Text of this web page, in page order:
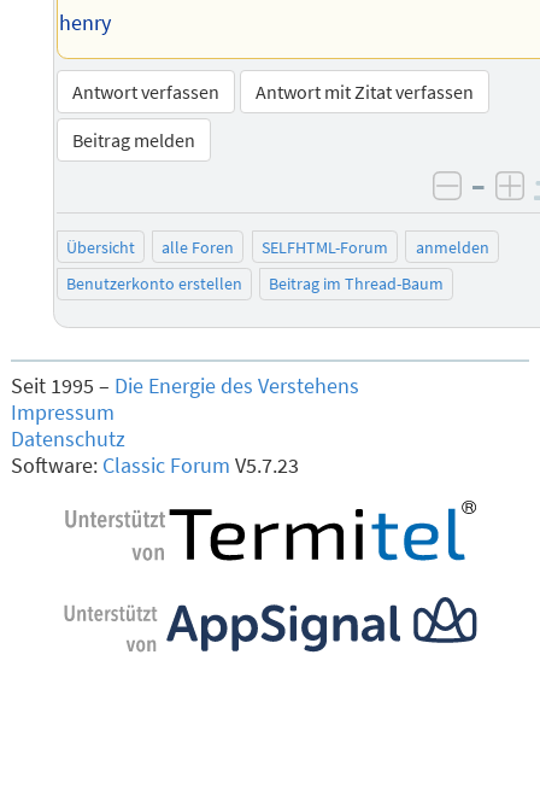
henry
Antwort verfassen
Antwort mit Zitat verfassen
Beitrag melden
–
Übersicht alle Foren SELFHTML-Forum
anmelden
Benutzerkonto erstellen
Beitrag im Thread-Baum
Seit 1995 – Die Energie des Verstehens
Impressum
Datenschutz
Software: Classic Forum V5.7.23